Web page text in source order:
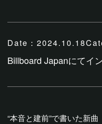
Date： 2024.10.18
Billboard Japanにてイ
“本音と建前”で書いた新